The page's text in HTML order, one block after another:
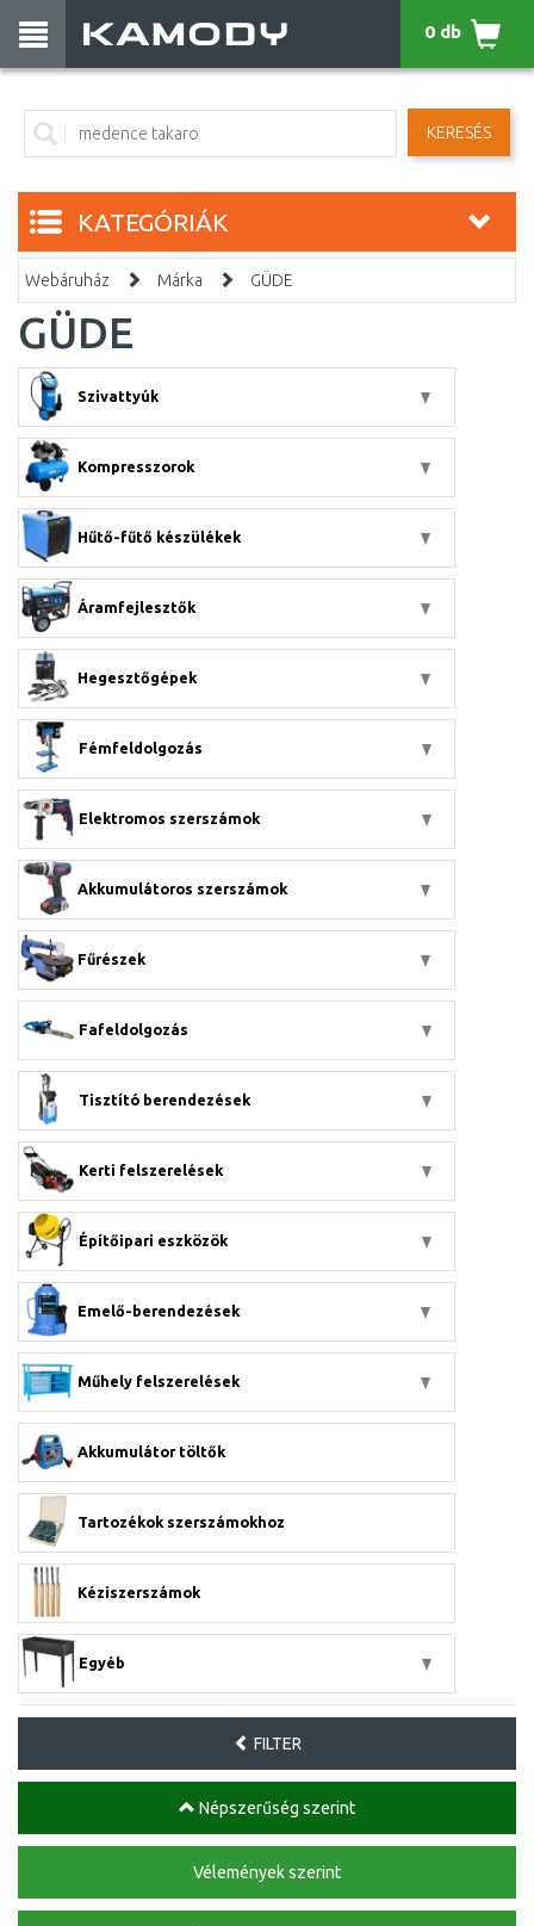
KERESÉS
0 db
KATEGÓRIÁK
Webáruház Márka GÜDE
GÜDE
Szivattyúk
Kompresszorok
Hűtő-fűtő készülékek
Áramfejlesztők
Hegesztőgépek
Fémfeldolgozás
Elektromos szerszámok
Akkumulátoros szerszámok
Fűrészek
Fafeldolgozás
Tisztító berendezések
Kerti felszerelések
Építőipari eszközök
Emelő-berendezések
Műhely felszerelések
Akkumulátor töltők
Tartozékok szerszámokhoz
Kéziszerszámok
Egyéb
FILTER
Népszerűség szerint
Vélemények szerint